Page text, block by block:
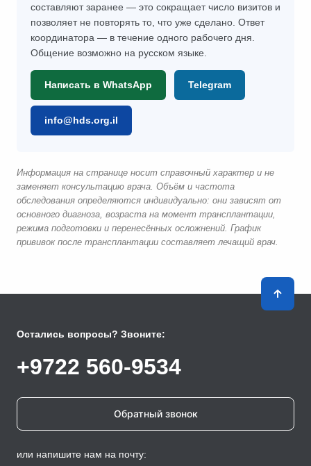
составляют заранее — это сокращает число визитов и
позволяет не повторять то, что уже сделано. Ответ
координатора — в течение одного рабочего дня.
Общение возможно на русском языке.
Написать в WhatsApp Telegram
info@hds.org.il
Информация на странице носит справочный характер и не
заменяет консультацию врача. Объём и частота
обследования определяются индивидуально: они зависят от
основного диагноза, возраста на момент трансплантации,
режима подготовки и перенесённых осложнений. График
прививок после трансплантации составляет лечащий врач.
Остались вопросы? Звоните:
+9722 560-9534
Обратный звонок
или напишите нам на почту: